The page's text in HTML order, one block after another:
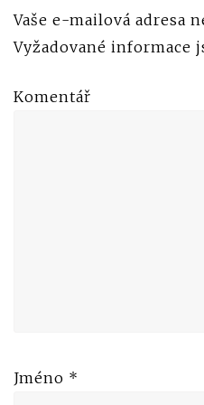
Vaše e-mailová adresa
Vyžadované informace
Komentář
Jméno *